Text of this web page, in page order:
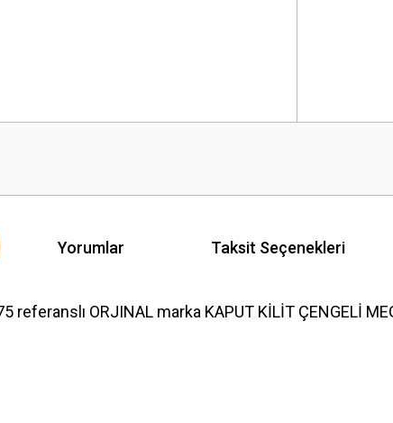
Yorumlar Taksit Seçenekleri
ORJINAL marka KAPUT KİLİT ÇENGELİ